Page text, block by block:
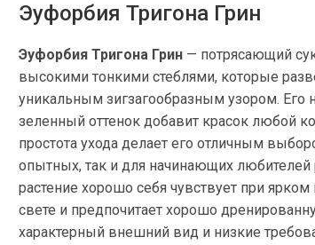
Эуфорбия Тригона Грин
Эуфорбия Тригона Грин — потрясающий
высокими тонкими стеблями, которые
уникальным зигзагообразным узором.
зеленный оттенок добавит красок любой
простота ухода делает его отличным
опытных, так и для начинающих любителей
растение хорошо себя чувствует при
свете и предпочитает хорошо
характерный внешний вид и низкие